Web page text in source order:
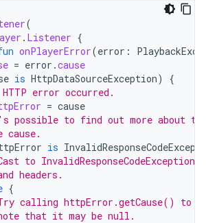
(
. Listener {
onPlayerError(error :
= error .cause
is HttpDataSourceException)
{
error occurred.
= cause
to find out more about
is
to InvalidResponseCodeException
headers.
{
calling httpError.getCause() to
that it may be null.